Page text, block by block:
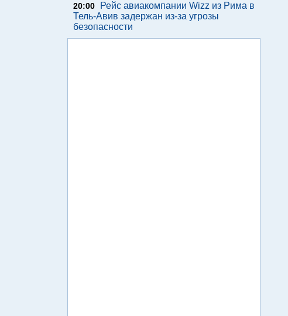
20:00
Рейс авиакомпании Wizz из Рима в
Тель-Авив задержан из-за угрозы
безопасности